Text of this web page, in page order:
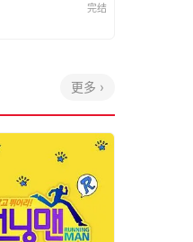
完结
更多 ›